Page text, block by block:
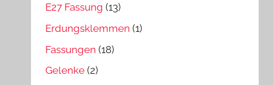
E27 Fassung (13)
Erdungsklemmen (1)
Fassungen (18)
Gelenke (2)